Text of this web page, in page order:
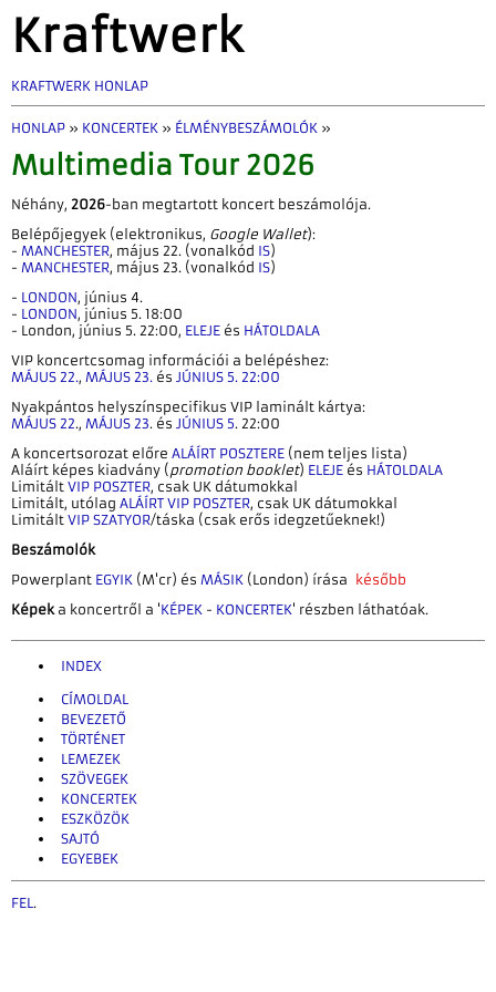
Kraftwerk
KRAFTWERK HONLAP
HONLAP » KONCERTEK » ÉLMÉNYBESZÁMOLÓK »
Multimedia Tour 2026
Néhány, 2026-ban megtartott koncert beszámolója.
Belépőjegyek (elektronikus, Google Wallet):
- MANCHESTER, május 22. (vonalkód IS)
- MANCHESTER, május 23. (vonalkód IS)
- LONDON, június 4.
- LONDON, június 5. 18:00
- London, június 5. 22:00, ELEJE és HÁTOLDALA
VIP koncertcsomag információi a belépéshez:
MÁJUS 22., MÁJUS 23. és JÚNIUS 5. 22:00
Nyakpántos helyszínspecifikus VIP laminált kártya:
MÁJUS 22., MÁJUS 23. és JÚNIUS 5. 22:00
A koncertsorozat előre ALÁÍRT POSZTERE (nem teljes lista)
Aláírt képes kiadvány ( promotion booklet) ELEJE és HÁTOLDALA
Limitált VIP POSZTER, csak UK dátumokkal
Limitált, utólag ALÁÍRT VIP POSZTER, csak UK dátumokkal
Limitált VIP SZATYOR/táska (csak erős idegzetűeknek!)
Beszámolók
Powerplant EGYIK (M'cr) és MÁSIK (London) írása
később
Képeka koncertről a 'KÉPEK - KONCERTEK' részben láthatóak.
INDEX
CÍMOLDAL
BEVEZETŐ
TÖRTÉNET
LEMEZEK
SZÖVEGEK
KONCERTEK
ESZKÖZÖK
SAJTÓ
EGYEBEK
FEL.